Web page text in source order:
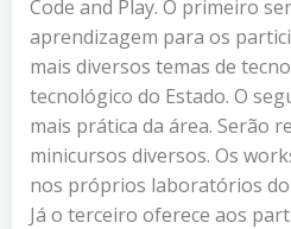
Code and Play. O primeiro
aprendizagem para os
mais diversos temas de
tecnológico do Estado. O
mais prática da área. Serão
minicursos diversos. Os
nos próprios laboratórios do
Já o terceiro oferece aos